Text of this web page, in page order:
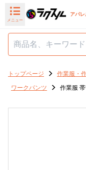
メニュー
アパ
トップページ 作業服・
ワークパンツ
作業服